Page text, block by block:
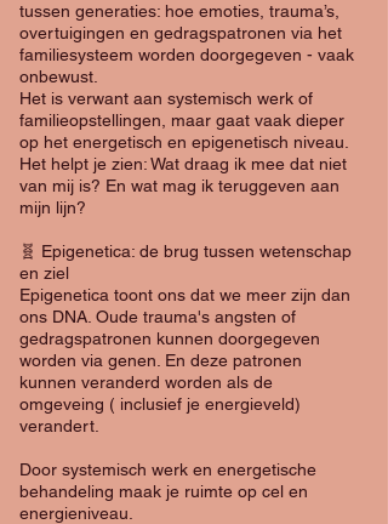
tussen generaties: hoe emoties, trauma’s,
overtuigingen en gedragspatronen via het
familiesysteem worden doorgegeven - vaak
onbewust.
Het is verwant aan systemisch werk of
familieopstellingen, maar gaat vaak dieper
op het energetisch en epigenetisch niveau.
Het helpt je zien: Wat draag ik mee dat niet
van mij is? En wat mag ik teruggeven aan
mijn lijn?
🧬 Epigenetica: de brug tussen wetenschap
en ziel
Epigenetica toont ons dat we meer zijn dan
ons DNA. Oude trauma's angsten of
gedragspatronen kunnen doorgegeven
worden via genen. En deze patronen
kunnen veranderd worden als de
omgeveing ( inclusief je energieveld)
verandert.
Door systemisch werk en energetische
behandeling maak je ruimte op cel en
energieniveau.